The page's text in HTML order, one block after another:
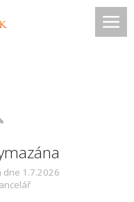
dne 1.7.2026